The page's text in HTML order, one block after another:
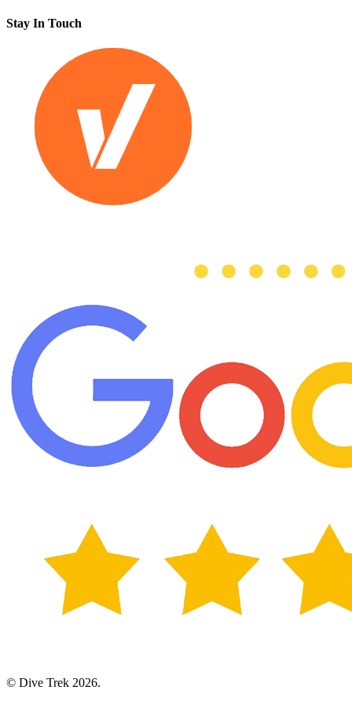
Stay In Touch
© Dive Trek 2026.